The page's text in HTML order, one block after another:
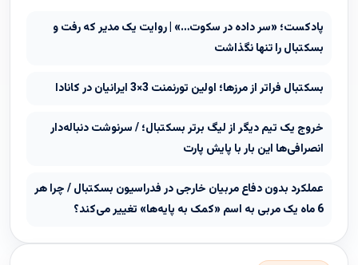
پادکست؛ «سر داده در سکوت…» | روایت یک مدیر که رفت و
بسکتبال را تنها نگذاشت
بسکتبال فراتر از مرزها؛ اولین تورنمنت 3×3 ایرانیان در کانادا
خروج یک تیم دیگر از لیگ برتر بسکتبال؛ / سرنوشت دنباله‌دار
انصرافی‌ها این بار با پایش پارت
عملکرد بدون دفاع مربیان خارجی در فدراسیون بسکتبال / چرا هر
6 ماه یک مربی به اسم «کمک به پایه‌ها» تغییر می‌کند؟